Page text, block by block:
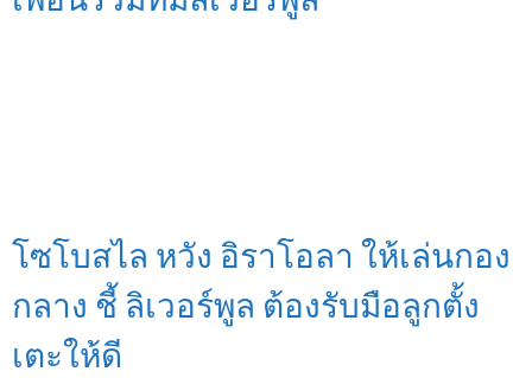
โซโบสไล หวัง อิราโอลา ให้เล่นกอง
กลาง ชี้ ลิเวอร์พูล ต้องรับมือลูกตั้ง
เตะให้ดี